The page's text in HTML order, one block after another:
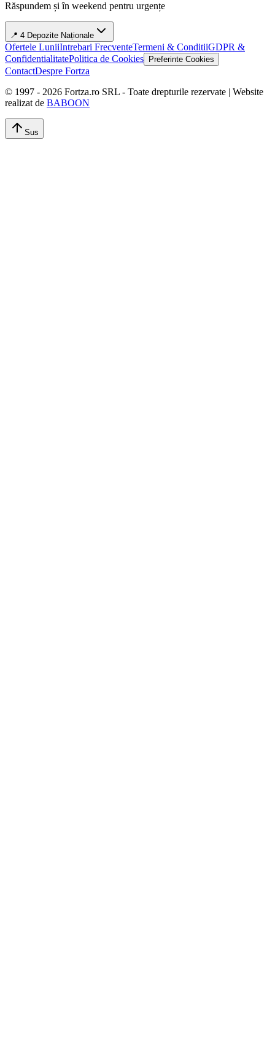
Răspundem și în weekend pentru urgențe
📍 4 Depozite Naționale
Ofertele LuniiIntrebari FrecventeTermeni & ConditiiGDPR &
ConfidentialitatePolitica de Cookies Preferinte Cookies
ContactDespre Fortza
© 1997 - 2026 Fortza.ro SRL - Toate drepturile rezervate | Website
realizat de BABOON
Sus